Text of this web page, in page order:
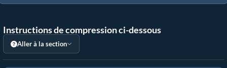
Instructions de compression ci-dessous
Aller à la section